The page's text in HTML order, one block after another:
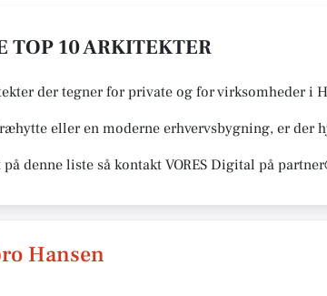
TOP 10 ARKITEKTER
der tegner for private og for virksomheder i
eller en moderne erhvervsbygning, er der
denne liste så kontakt VORES Digital på
Hansen